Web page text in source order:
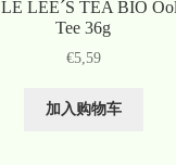
LEE´S TEA BIO
Tee 36g
€5,59
加入购物车